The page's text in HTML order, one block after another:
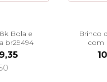
Bola e
br29494
Brinco
com